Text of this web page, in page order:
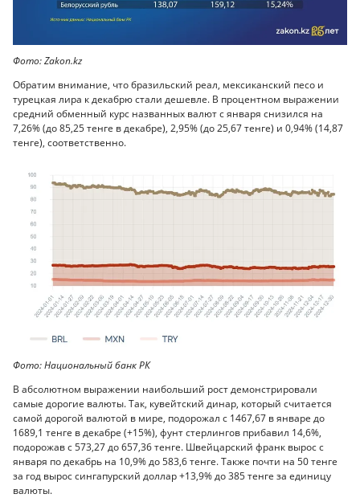
Фото: Zakon.kz
Обратим внимание, что бразильский реал, мексиканский песо и
турецкая лира к декабрю стали дешевле. В процентном выражении
средний обменный курс названных валют с января снизился на
7,26% (до 85,25 тенге в декабре), 2,95% (до 25,67 тенге) и 0,94% (14,87
тенге), соответственно.
Фото: Национальный банк РК
В абсолютном выражении наибольший рост демонстрировали
самые дорогие валюты. Так, кувейтский динар, который считается
самой дорогой валютой в мире, подорожал с 1467,67 в январе до
1689,1 тенге в декабре (+15%), фунт стерлингов прибавил 14,6%,
подорожав с 573,27 до 657,36 тенге. Швейцарский франк вырос с
января по декабрь на 10,9% до 583,6 тенге. Также почти на 50 тенге
за год вырос сингапурский доллар +13,9% до 385 тенге за единицу
валюты.